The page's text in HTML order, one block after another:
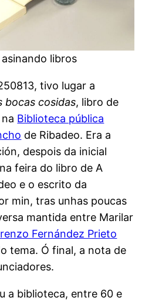
libros
tivo lugar a
bocas cosidas, libro de
na Biblioteca pública
de Ribadeo. Era a
despois da inicial
feira do libro de A
e o escrito da
min, tras unhas poucas
mantida entre Marilar
Fernández Prieto
tema. Ó final, a nota de
a biblioteca, entre 60 e